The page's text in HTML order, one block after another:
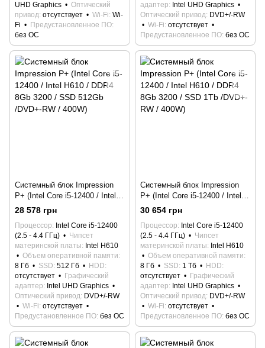
UHD Graphics
Оптический
привод отсутствует Wi-Fi Wi-
Fi
Предустановленное ПО
без ОС
адаптер
Intel UHD Graphics
Оптический привод DVD+/-RW
Wi-Fi отсутствует
Предустановленное ПО без ОС
Системный блок Impression
P+ (Intel Core i5-12400 / Intel
H610 / DDR4 8Gb 3200 / SSD
512Gb /DVD+-RW / 400W)
28 578 грн
Процессор
Intel Core i5-12400
(2.5 - 4.4 ГГц)
Чипсет
материнской платы
Intel H610
Объем оперативной памяти
8 Гб
SSD 512 Гб
HDD
отсутствует
Графический
адаптер
Intel UHD Graphics
Оптический привод DVD+/-RW
Wi-Fi отсутствует
Предустановленное ПО без ОС
Системный блок Impression
P+ (Intel Core i5-12400 / Intel
H610 / DDR4 8Gb 3200 / SSD
1Tb /DVD+-RW / 400W)
30 654 грн
Процессор
Intel Core i5-12400
(2.5 - 4.4 ГГц)
Чипсет
материнской платы
Intel H610
Объем оперативной памяти
8 Гб
SSD 1 Тб
HDD
отсутствует
Графический
адаптер
Intel UHD Graphics
Оптический привод DVD+/-RW
Wi-Fi отсутствует
Предустановленное ПО без ОС